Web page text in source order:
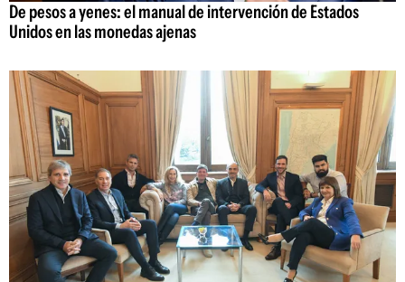
De pesos a yenes: el manual de intervención de Estados
Unidos en las monedas ajenas